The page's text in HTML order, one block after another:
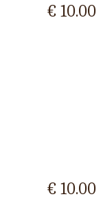
€ 10.00
€ 10.00